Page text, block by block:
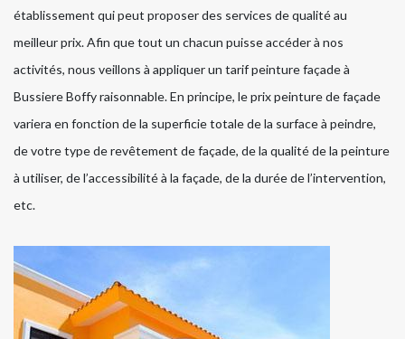
établissement qui peut proposer des services de qualité au
meilleur prix. Afin que tout un chacun puisse accéder à nos
activités, nous veillons à appliquer un tarif peinture façade à
Bussiere Boffy raisonnable. En principe, le prix peinture de façade
variera en fonction de la superficie totale de la surface à peindre,
de votre type de revêtement de façade, de la qualité de la peinture
à utiliser, de l’accessibilité à la façade, de la durée de l’intervention,
etc.